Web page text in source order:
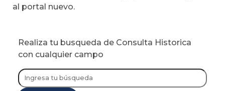
al portal nuevo.
Realiza tu busqueda de Consulta Historica
con cualquier campo